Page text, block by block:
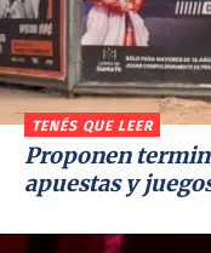
TENÉS QUE LEER
Proponen
apuestas y